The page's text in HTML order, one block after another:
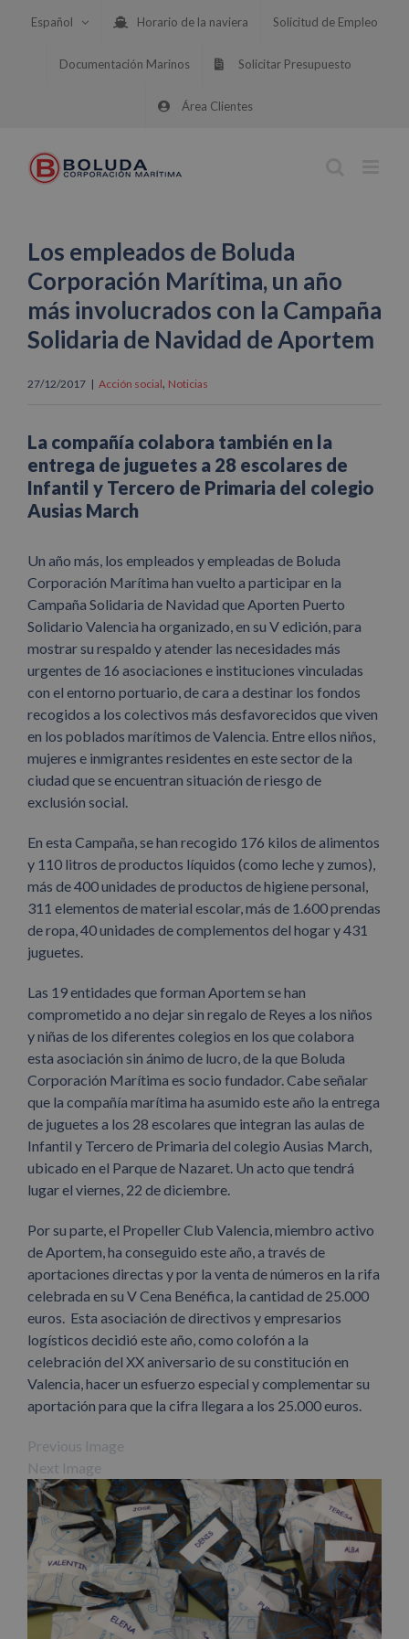
Español Horario de la naviera Solicitud de Empleo
Documentación Marinos Solicitar Presupuesto
Área Clientes
Los empleados de Boluda
Corporación Marítima, un año
más involucrados con la Campaña
Solidaria de Navidad de Aportem
27/12/2017 | Acción social, Noticias
La compañía colabora también en la
entrega de juguetes a 28 escolares de
Infantil y Tercero de Primaria del colegio
Ausias March
Un año más, los empleados y empleadas de Boluda
Corporación Marítima han vuelto a participar en la
Campaña Solidaria de Navidad que Aporten Puerto
Solidario Valencia ha organizado, en su V edición, para
mostrar su respaldo y atender las necesidades más
urgentes de 16 asociaciones e instituciones vinculadas
con el entorno portuario, de cara a destinar los fondos
recogidos a los colectivos más desfavorecidos que viven
en los poblados marítimos de Valencia. Entre ellos niños,
mujeres e inmigrantes residentes en este sector de la
ciudad que se encuentran situación de riesgo de
exclusión social.
En esta Campaña, se han recogido 176 kilos de alimentos
y 110 litros de productos líquidos (como leche y zumos),
más de 400 unidades de productos de higiene personal,
311 elementos de material escolar, más de 1.600 prendas
de ropa, 40 unidades de complementos del hogar y 431
juguetes.
Las 19 entidades que forman Aportem se han
comprometido a no dejar sin regalo de Reyes a los niños
y niñas de los diferentes colegios en los que colabora
esta asociación sin ánimo de lucro, de la que Boluda
Corporación Marítima es socio fundador. Cabe señalar
que la compañía marítima ha asumido este año la entrega
de juguetes a los 28 escolares que integran las aulas de
Infantil y Tercero de Primaria del colegio Ausias March,
ubicado en el Parque de Nazaret. Un acto que tendrá
lugar el viernes, 22 de diciembre.
Por su parte, el Propeller Club Valencia, miembro activo
de Aportem, ha conseguido este año, a través de
aportaciones directas y por la venta de números en la rifa
celebrada en su V Cena Benéfica, la cantidad de 25.000
euros. Esta asociación de directivos y empresarios
logísticos decidió este año, como colofón a la
celebración del XX aniversario de su constitución en
Valencia, hacer un esfuerzo especial y complementar su
aportación para que la cifra llegara a los 25.000 euros.
Previous Image
Next Image